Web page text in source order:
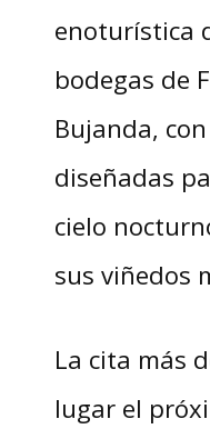
enoturística
bodegas de
Bujanda,
diseñadas
cielo
sus viñedos
La cita más
lugar el